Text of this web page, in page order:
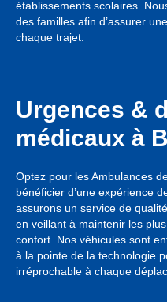
établissements scolaires.
des familles afin d’assurer
chaque trajet.
Urgences &
médicaux à
Optez pour les Ambulances
bénéficier d’une expérience
assurons un service de
en veillant à maintenir les
confort. Nos véhicules sont
à la pointe de la technologie
irréprochable à chaque